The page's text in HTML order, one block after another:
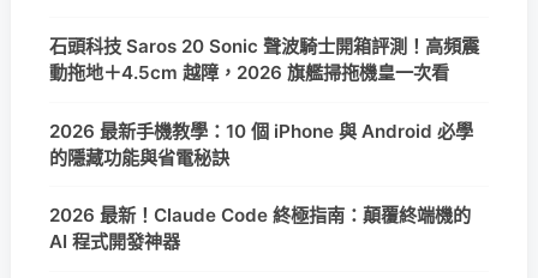
石頭科技 Saros 20 Sonic 聲波騎士開箱評測！高頻震
動拖地＋4.5cm 越障，2026 旗艦掃拖機皇一次看
2026 最新手機教學：10 個 iPhone 與 Android 必學
的隱藏功能與省電秘訣
2026 最新！Claude Code 終極指南：顛覆終端機的
AI 程式開發神器